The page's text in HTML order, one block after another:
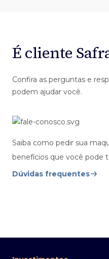
É cliente
Confira as perguntas e
podem ajudar você.
Saiba como pedir sua
benefícios que você pode
Dúvidas frequentes